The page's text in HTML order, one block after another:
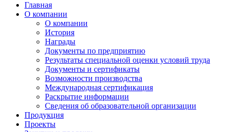
Главная
О компании
О компании
История
Награды
Документы по предприятию
Результаты специальной оценки условий труда
Документы и сертификаты
Возможности производства
Международная сертификация
Раскрытие информации
Сведения об образовательной организации
Продукция
Проекты